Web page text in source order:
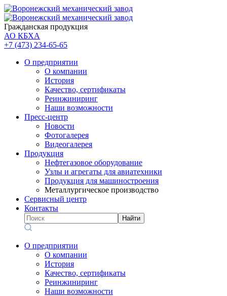
Гражданская продукция
АО КБХА
+7 (473) 234-65-65
О предприятии
О компании
История
Качество, сертификаты
Реинжиниринг
Наши возможности
Пресс-центр
Новости
Фотогалерея
Видеогалерея
Продукция
Нефтегазовое оборудование
Узлы и агрегаты для авиатехники
Продукция для машиностроения
Металлургическое производство
Сервисный центр
Контакты
Найти
О предприятии
О компании
История
Качество, сертификаты
Реинжиниринг
Наши возможности